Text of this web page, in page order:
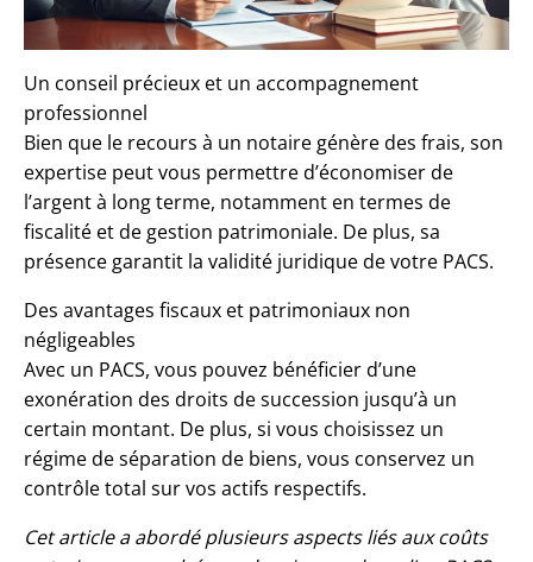
Un conseil précieux et un accompagnement
professionnel
Bien que le recours à un notaire génère des frais, son
expertise peut vous permettre d’économiser de
l’argent à long terme, notamment en termes de
fiscalité et de gestion patrimoniale. De plus, sa
présence garantit la validité juridique de votre PACS.
Des avantages fiscaux et patrimoniaux non
négligeables
Avec un PACS, vous pouvez bénéficier d’une
exonération des droits de succession jusqu’à un
certain montant. De plus, si vous choisissez un
régime de séparation de biens, vous conservez un
contrôle total sur vos actifs respectifs.
Cet article a abordé plusieurs aspects liés aux coûts